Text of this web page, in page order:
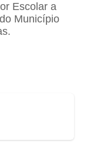
Escolar a
Município